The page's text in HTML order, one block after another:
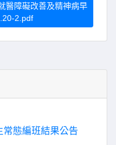
醫障礙改善及精神病早
2.pdf
態編班結果公告